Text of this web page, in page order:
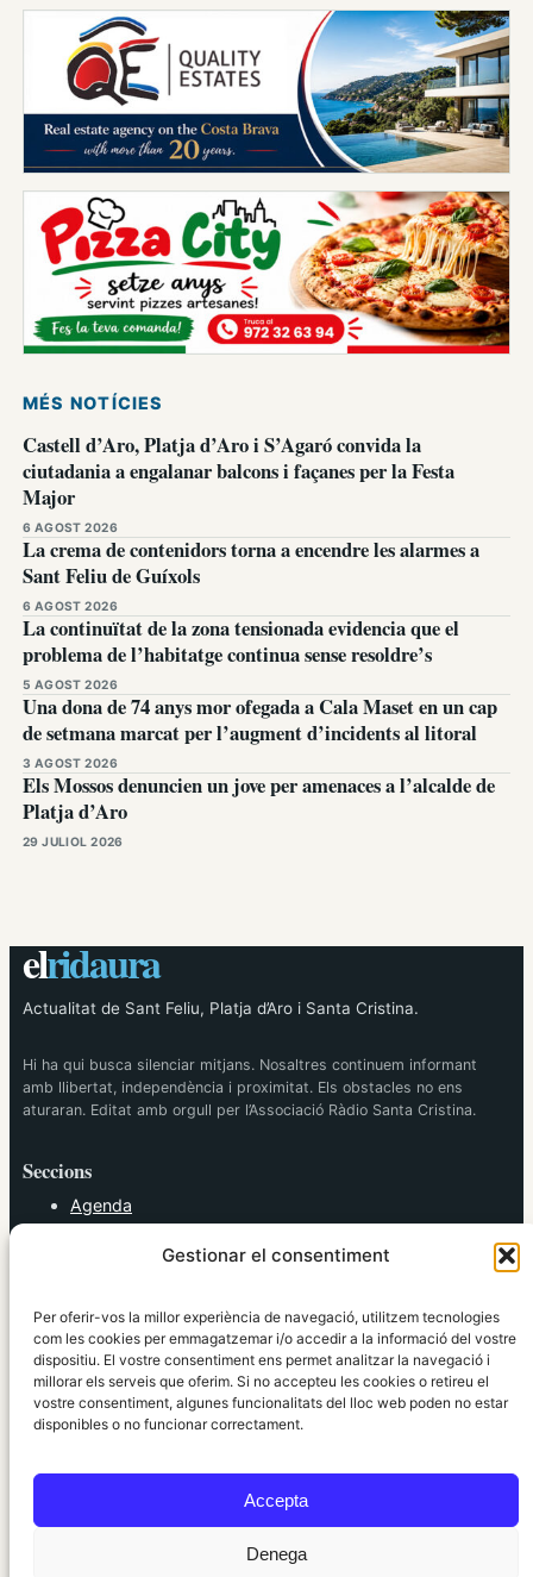
Gestionar el consentiment
Per oferir-vos la millor experiència de navegació, utilitzem tecnologies
com les cookies per emmagatzemar i/o accedir a la informació del vostre
dispositiu. El vostre consentiment ens permet analitzar la navegació i
millorar els serveis que oferim. Si no accepteu les cookies o retireu el
vostre consentiment, algunes funcionalitats del lloc web poden no estar
disponibles o no funcionar correctament.
Accepta
Denega
MÉS NOTÍCIES
Castell d’Aro, Platja d’Aro i S’Agaró convida la
ciutadania a engalanar balcons i façanes per la Festa
Major
6 AGOST 2026
La crema de contenidors torna a encendre les alarmes a
Sant Feliu de Guíxols
6 AGOST 2026
La continuïtat de la zona tensionada evidencia que el
problema de l’habitatge continua sense resoldre’s
5 AGOST 2026
Una dona de 74 anys mor ofegada a Cala Maset en un cap
de setmana marcat per l’augment d’incidents al litoral
3 AGOST 2026
Els Mossos denuncien un jove per amenaces a l’alcalde de
Platja d’Aro
29 JULIOL 2026
elridaura
Actualitat de Sant Feliu, Platja d’Aro i Santa Cristina.
Hi ha qui busca silenciar mitjans. Nosaltres continuem informant
amb llibertat, independència i proximitat. Els obstacles no ens
aturaran. Editat amb orgull per l’Associació Ràdio Santa Cristina.
Seccions
Agenda
Política
Societat
Tendències
elRidaura.com